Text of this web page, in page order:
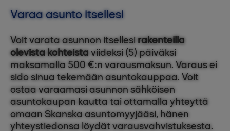
Varaa asunto itsellesi
Voit varata asunnon itsellesirakenteilla
olevista kohteistaviideksi (5) päiväksi
maksamalla 500 €:n varausmaksun. Varaus ei
sido sinua tekemään asuntokauppaa. Voit
ostaa varaamasi asunnon sähköisen
asuntokaupan kautta tai ottamalla yhteyttä
omaan Skanska asuntomyyjääsi, hänen
yhteystiedonsa löydät varausvahvistuksesta.